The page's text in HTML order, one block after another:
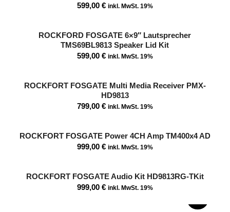
599,00 € inkl. MwSt. 19%
ROCKFORD FOSGATE 6×9″ Lautsprecher
TMS69BL9813 Speaker Lid Kit
599,00 € inkl. MwSt. 19%
ROCKFORT FOSGATE Multi Media Receiver PMX-
HD9813
799,00 € inkl. MwSt. 19%
ROCKFORT FOSGATE Power 4CH Amp TM400x4 AD
999,00 € inkl. MwSt. 19%
ROCKFORT FOSGATE Audio Kit HD9813RG-TKit
999,00 € inkl. MwSt. 19%